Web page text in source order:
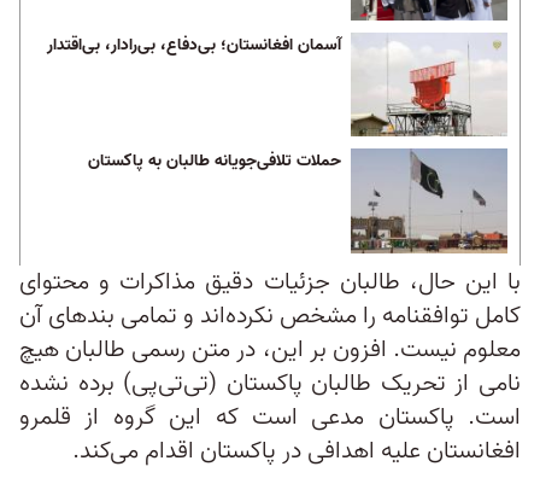
آسمان افغانستان؛ بی‌دفاع، بی‌رادار، بی‌اقتدار
حملات تلافی‌جویانه طالبان به پاکستان
با این حال، طالبان جزئیات دقیق مذاکرات و محتوای
کامل توافقنامه را مشخص نکرده‌اند و تمامی بندهای آن
معلوم نیست. افزون بر این، در متن رسمی طالبان هیچ
نامی از تحریک طالبان پاکستان (تی‌تی‌پی) برده نشده
است. پاکستان مدعی است که این گروه از قلمرو
افغانستان علیه اهدافی در پاکستان اقدام می‌کند.